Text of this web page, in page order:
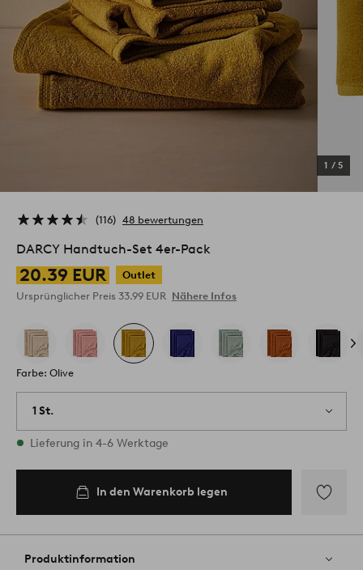
1 / 5
116 48 bewertungen
DARCY Handtuch-Set 4er-Pack
20.39 EUR
Outlet
Ursprünglicher Preis 33.99 EUR Nähere Infos
Farbe: Olive
1 St.
Vorrätig
Lieferung in 4-6 Werktage
In den Warenkorb legen
Favoriten
Produktinformation